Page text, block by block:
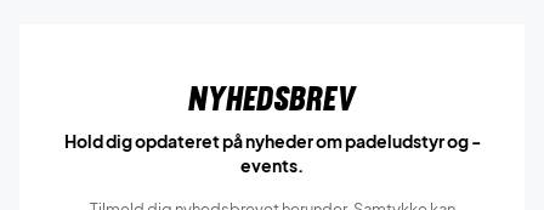
Nyhedsbrev
Hold dig opdateret på nyheder om padeludstyr og -
events.